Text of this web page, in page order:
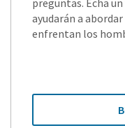
ayudarán a
enfrentan los